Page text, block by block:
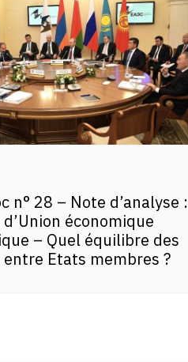
n° 28 – Note d’analyse :
économique
– Quel équilibre des
entre Etats membres ?